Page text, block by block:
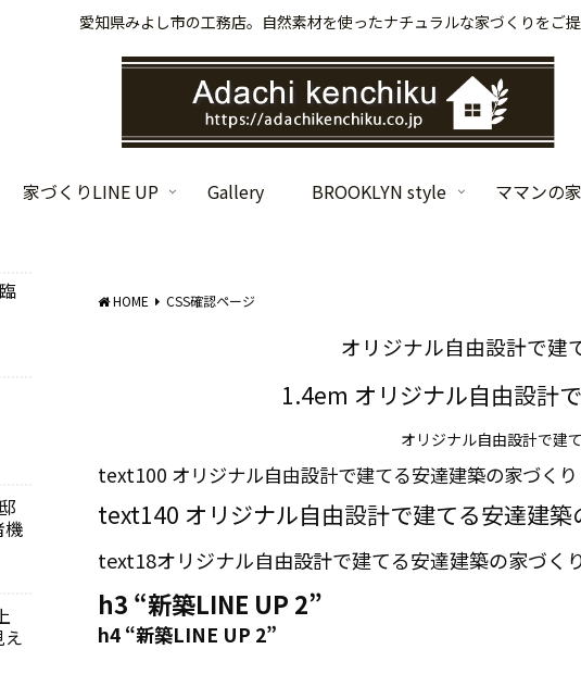
愛知県みよし市の工務店。自然素材を使ったナチュラルな家づくりをご
家づくりLINE UP Gallery BROOKLYN style ママンの家
HOME CSS確認ページ
オリジナル自由設計で建
1.4em オリジナル自由設計
オリジナル自由設計で建
text100 オリジナル自由設計で建てる安達建築の家づくり
text140 オリジナル自由設計で建てる安達建築
text18オリジナル自由設計で建てる安達建築の家づく
h3 “新築LINE UP 2”
h4 “新築LINE UP 2”
機